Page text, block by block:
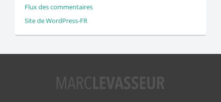
Flux des commentaires
Site de WordPress-FR